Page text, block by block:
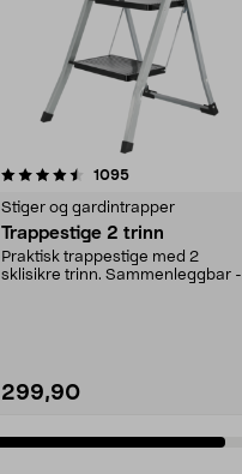
1095anmeldelser
Stiger og gardintrapper
Trappestige 2 trinn
Praktisk trappestige med 2
sklisikre trinn. Sammenleggbar -
299,90
4.5 av 5 stjerner